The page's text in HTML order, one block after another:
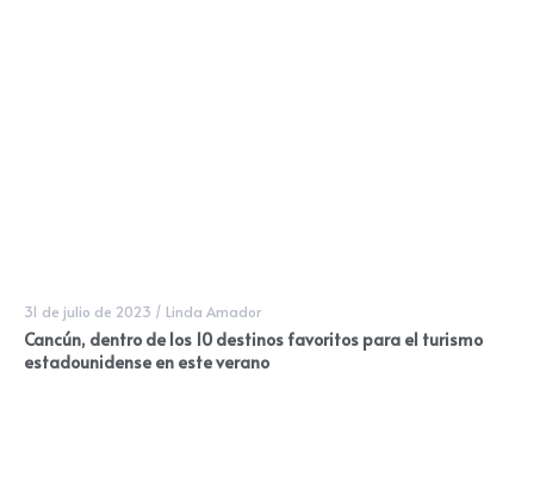
31 de julio de 2023 / Linda Amador
Cancún, dentro de los 10 destinos favoritos para el turismo
estadounidense en este verano